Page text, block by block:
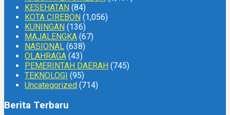
KESEHATAN (84)
KOTA CIREBON (1,056)
KUNINGAN (136)
MAJALENGKA (67)
NASIONAL (638)
OLAHRAGA (43)
PEMERINTAH DAERAH (745)
TEKNOLOGI (95)
Uncategorized (714)
Berita Terbaru